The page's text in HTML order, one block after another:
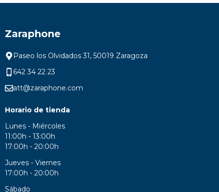
Zaraphone
Paseo los Olvidados 31, 50019 Zaragoza
642 34 22 23
att@zaraphone.com
Horario de tienda
Lunes - Miércoles
11:00h - 13:00h
17:00h - 20:00h
Jueves - Viernes
17:00h - 20:00h
Sábado